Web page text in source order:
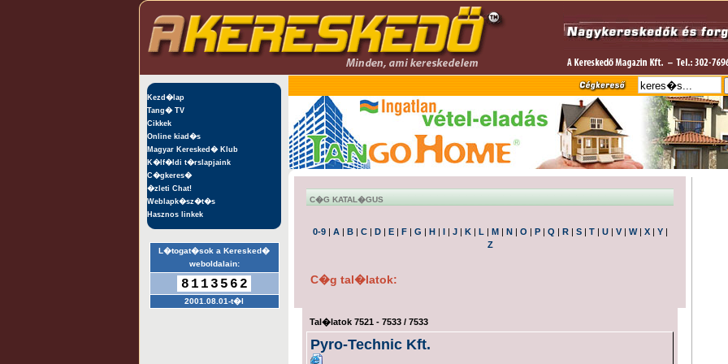
Kezd�lap
Tang� TV
Cikkek
Online kiad�s
Magyar Keresked� Klub
K�lf�ldi t�rslapjaink
C�gkeres�
�zleti Chat!
Weblapk�sz�t�s
Hasznos linkek
L�togat�sok a Keresked�
weboldalain:
8113562
2001.08.01-t�l
C�G KATAL�GUS
0-9| A| B| C| D| E| F| G | H| I| J| K| L | M| N| O | P| Q | R| S| T| U| V| W| X| Y|
Z
C�g tal�latok:
Tal�latok 7521 - 7533 / 7533
Pyro-Technic Kft.